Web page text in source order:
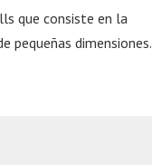
que consiste en la
pequeñas dimensiones.